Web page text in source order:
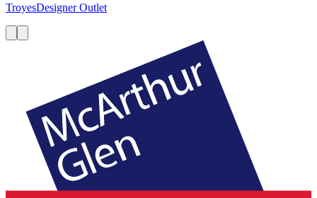
TroyesDesigner Outlet